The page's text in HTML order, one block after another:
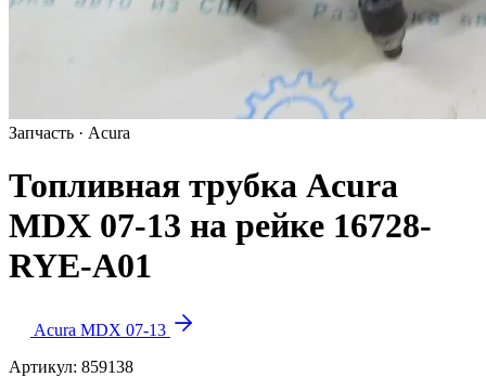
Запчасть · Acura
Топливная трубка Acura
MDX 07-13 на рейкe 16728-
RYE-A01
Acura MDX 07-13
Артикул: 859138